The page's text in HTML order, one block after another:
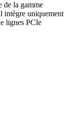
de la gamme
intègre uniquement
lignes PCIe